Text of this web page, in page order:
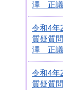
澤 正議
令和4年
質疑質
澤 正議
令和4年
質疑質